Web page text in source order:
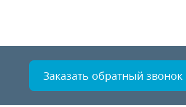
Заказать обратный звонок